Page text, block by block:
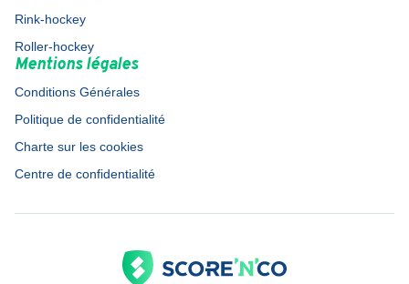
Rink-hockey
Roller-hockey
Mentions légales
Conditions Générales
Politique de confidentialité
Charte sur les cookies
Centre de confidentialité